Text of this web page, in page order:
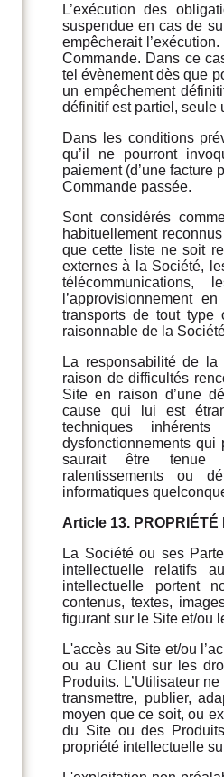
L’exécution des
suspendue en cas de
empêcherait
Commande. Dans ce
tel évènement dès que
un empêchement
définitif est partiel, seule
Dans les conditions
qu’il ne pourront
paiement (d’une facture
Commande passée.
Sont considérés
habituellement
que cette liste ne soit
externes à la Société,
télécommunications,
l’approvisionnement
transports de tout type
raisonnable de la
La responsabilité de
raison de difficultés
Site en raison d’une
cause qui lui est
techniques
dysfonctionnements
saurait être tenue
ralentissements ou
informatiques
Article 13.
La Société ou ses
intellectuelle relatifs
intellectuelle portent
contenus, textes,
figurant sur le Site et/ou
L'accès au Site et/ou
ou au Client sur les
Produits. L’Utilisateur
transmettre, publier,
moyen que ce soit, ou
du Site ou des
propriété intellectuelle